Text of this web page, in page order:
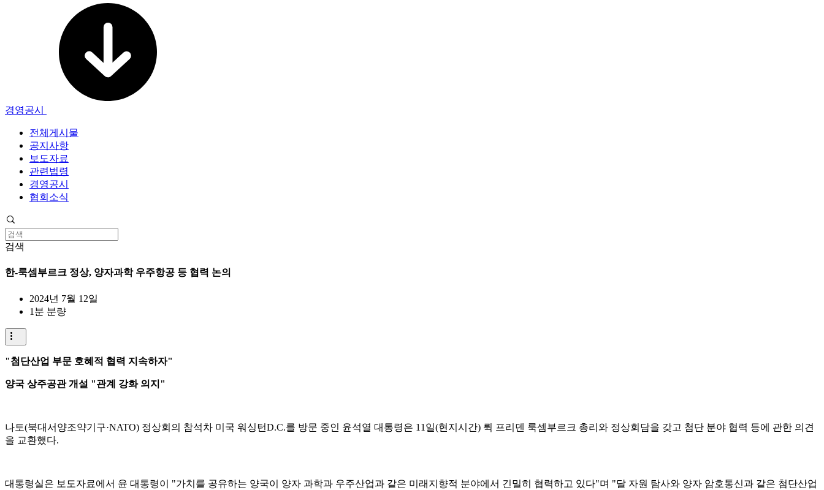
경영공시
전체게시물
공지사항
보도자료
관련법령
경영공시
협회소식
검색
한-룩셈부르크 정상, 양자과학 우주항공 등 협력 논의
2024년 7월 12일
1분 분량
"첨단산업 부문 호혜적 협력 지속하자"
양국 상주공관 개설 "관계 강화 의지"
나토(북대서양조약기구·NATO) 정상회의 참석차 미국 워싱턴D.C.를 방문 중인 윤석열 대통령은 11일(현지시간) 뤽 프리덴 룩셈부르크 총리와 정상회담을 갖고 첨단 분야 협력 등에 관한 의견
을 교환했다.
대통령실은 보도자료에서 윤 대통령이 "가치를 공유하는 양국이 양자 과학과 우주산업과 같은 미래지향적 분야에서 긴밀히 협력하고 있다"며 "달 자원 탐사와 양자 암호통신과 같은 첨단산업